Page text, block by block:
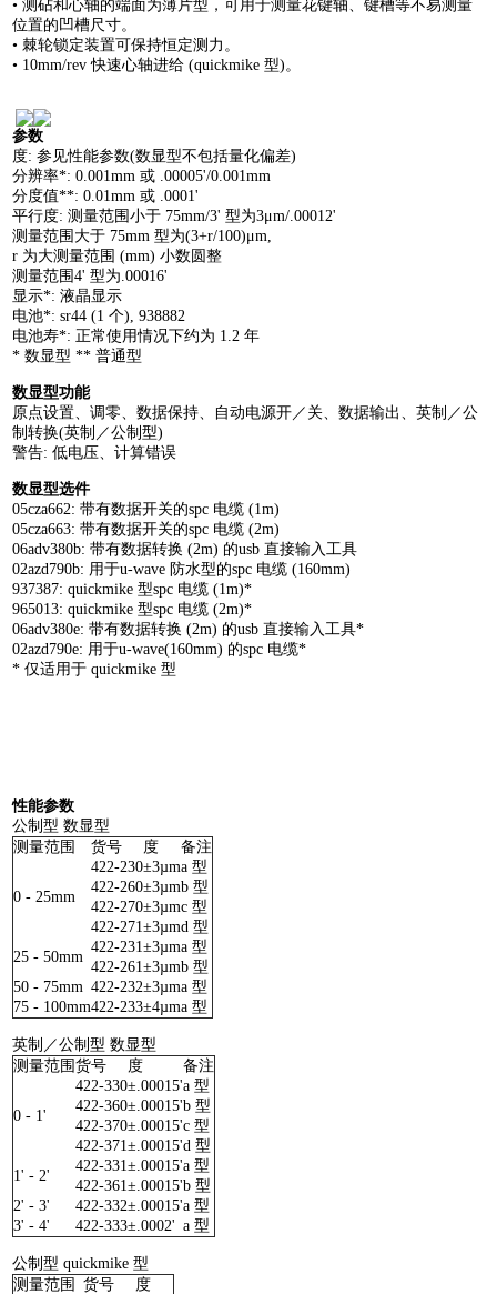
• 测砧和心轴的端面为薄片型，可用于测量花键轴、键槽等不易测量
位置的凹槽尺寸。
• 棘轮锁定装置可保持恒定测力。
• 10mm/rev 快速心轴进给 (quickmike 型)。
参数
度: 参见性能参数(数显型不包括量化偏差)
分辨率*: 0.001mm 或 .00005'/0.001mm
分度值**: 0.01mm 或 .0001'
平行度: 测量范围小于 75mm/3' 型为3μm/.00012'
测量范围大于 75mm 型为(3+r/100)μm,
r 为大测量范围 (mm) 小数圆整
测量范围4' 型为.00016'
显示*: 液晶显示
电池*: sr44 (1 个), 938882
电池寿*: 正常使用情况下约为 1.2 年
* 数显型 ** 普通型
数显型功能
原点设置、调零、数据保持、自动电源开／关、数据输出、英制／公
制转换(英制／公制型)
警告: 低电压、计算错误
数显型选件
05cza662: 带有数据开关的spc 电缆 (1m)
05cza663: 带有数据开关的spc 电缆 (2m)
06adv380b: 带有数据转换 (2m) 的usb 直接输入工具
02azd790b: 用于u-wave 防水型的spc 电缆 (160mm)
937387: quickmike 型spc 电缆 (1m)*
965013: quickmike 型spc 电缆 (2m)*
06adv380e: 带有数据转换 (2m) 的usb 直接输入工具*
02azd790e: 用于u-wave(160mm) 的spc 电缆*
* 仅适用于 quickmike 型
性能参数
公制型 数显型
测量范围
货号 度 备注
0 - 25mm
422-230±3µma 型
422-260±3µmb 型
422-270±3µmc 型
422-271±3µmd 型
25 - 50mm
422-231±3µma 型
422-261±3µmb 型
50 - 75mm 422-232±3µma 型
75 - 100mm422-233±4µma 型
英制／公制型 数显型
测量范围货号 度 备注
0 - 1'
422-330±.00015'a 型
422-360±.00015'b 型
422-370±.00015'c 型
422-371±.00015'd 型
1' - 2'
422-331±.00015'a 型
422-361±.00015'b 型
2' - 3'
422-332±.00015'a 型
3' - 4'
422-333±.0002' a 型
公制型 quickmike 型
测量范围
货号
度